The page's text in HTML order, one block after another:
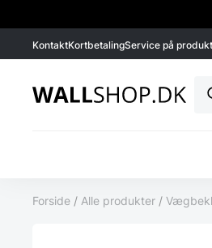
KontaktKortbetalingService på produkt
Forside / Alle produkter /